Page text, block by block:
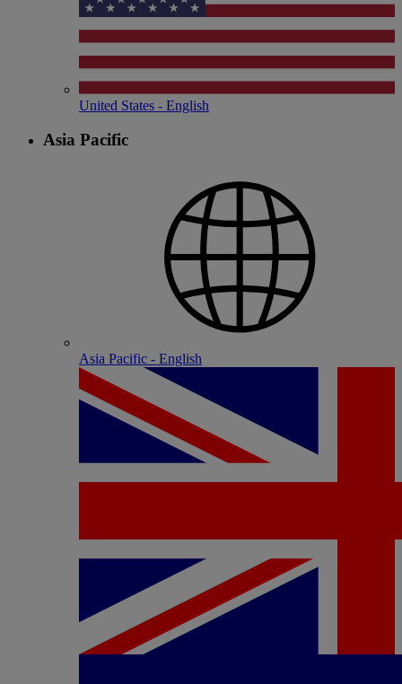
United States - English
Asia Pacific
Asia Pacific - English